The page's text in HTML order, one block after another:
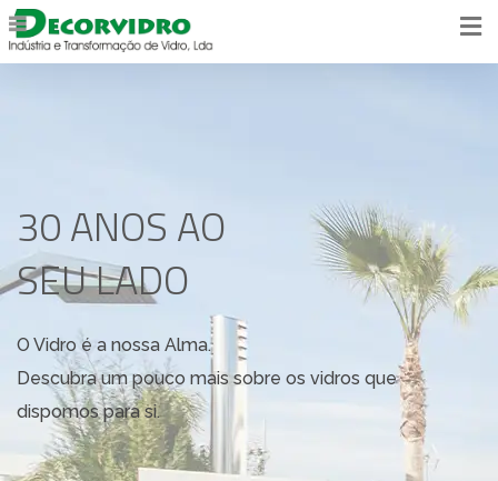
30 ANOS AO
SEU LADO
O Vidro é a nossa Alma.
Descubra um pouco mais sobre os vidros que
dispomos para si.